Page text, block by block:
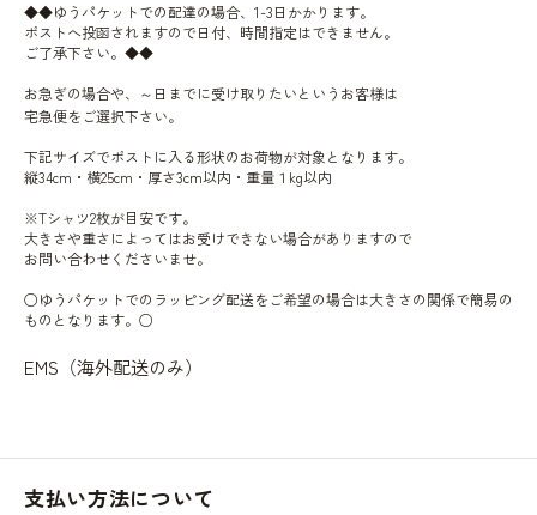
◆◆ゆうパケットでの配達の場合、1-3日かかります。
ポストへ投函されますので日付、時間指定はできません。
ご了承下さい。◆◆
お急ぎの場合や、～日までに受け取りたいというお客様は
宅急便をご選択下さい。
下記サイズでポストに入る形状のお荷物が対象となります。
縦34cm・横25cm・厚さ3cm以内・重量１kg以内
※Tシャツ2枚が目安です。
大きさや重さによってはお受けできない場合がありますので
お問い合わせくださいませ。
○ゆうパケットでのラッピング配送をご希望の場合は大きさの関係で簡易の
ものとなります。○
EMS（海外配送のみ）
支払い方法について